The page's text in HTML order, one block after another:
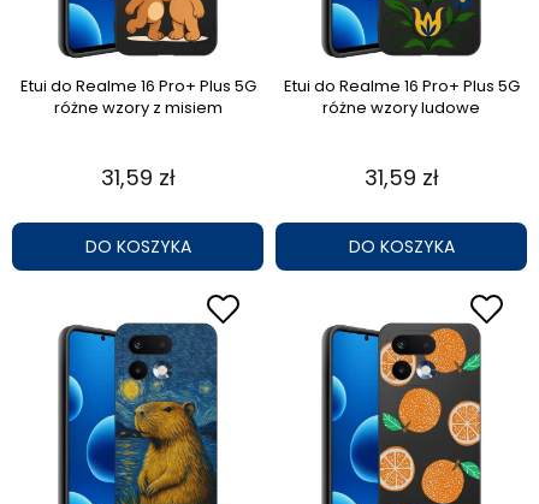
Etui do Realme 16 Pro+ Plus 5G
różne wzory z misiem
31,59 zł
DO KOSZYKA
Etui do Realme 16 Pro+ Plus 5G
różne wzory ludowe
31,59 zł
DO KOSZYKA